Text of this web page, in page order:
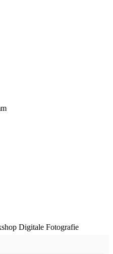
Digitale Fotografie